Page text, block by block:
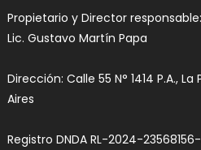
Propietario y Director responsable:
Lic. Gustavo Martín Papa
Dirección: Calle 55 N° 1414 P.A.,
Aires
Registro DNDA RL-2024-